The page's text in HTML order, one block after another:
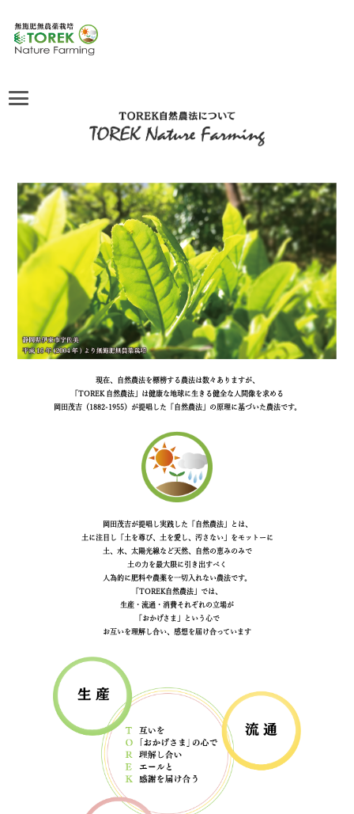
現在、自然農法を標榜する農法は数々ありますが、
「TOREK 自然農法」は健康な地球に生きる健全な人間像を求める
岡田茂吉（1882-1955）が提唱した「自然農法」の原理に基づいた農法です。
岡田茂吉が提唱し実践した「自然農法」とは、
土に注目し「土を尊び、土を愛し、汚さない」をモットーに
土、水、太陽光線など天然、自然の恵みのみで
土の力を最大限に引き出すべく
人為的に肥料や農薬を一切入れない農法です。
「TOREK自然農法」では、
生産・流通・消費それぞれの立場が
「おかげさま」という心で
お互いを理解し合い、感想を届け合っています